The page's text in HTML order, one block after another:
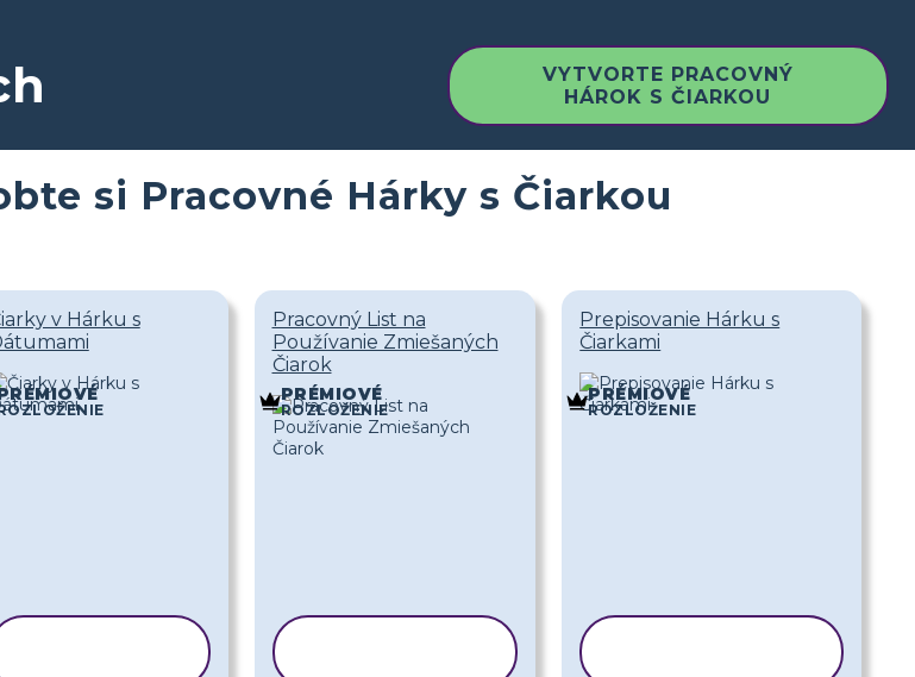
VYTVORTE PRACOVNÝ
HÁROK S ČIARKOU
si Pracovné Hárky s Čiarkou
v Hárku s
Pracovný List na
Používanie Zmiešaných
Čiarok
PRÉMIOVÉ
ROZLOŽENIE
Prepisovanie Hárku s
Čiarkami
PRÉMIOVÉ
ROZLOŽENIE